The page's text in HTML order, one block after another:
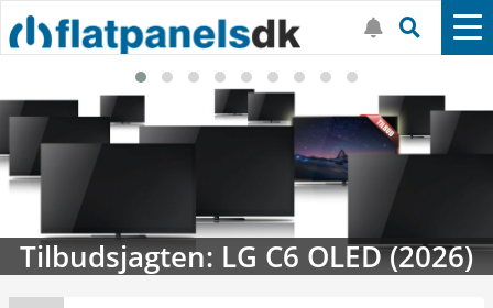
Tilbudsjagten: LG C6 OLED (2026)